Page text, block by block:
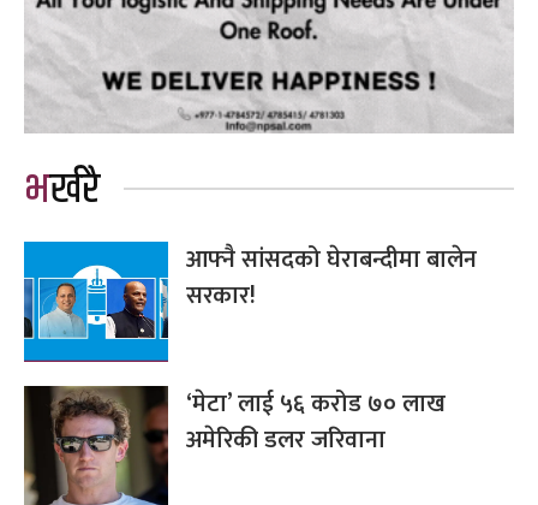
भर्खरै
आफ्नै सांसदको घेराबन्दीमा बालेन
सरकार!
‘मेटा’ लाई ५६ करोड ७० लाख
अमेरिकी डलर जरिवाना